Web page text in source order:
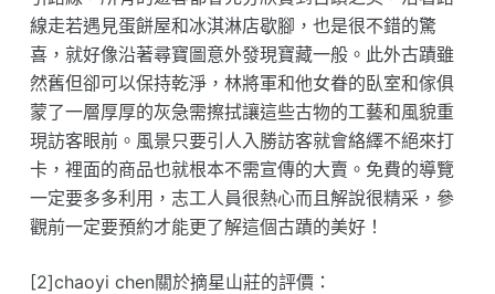
線走若遇見蛋餅屋和冰淇淋店歇腳，也是很不錯的驚
喜，就好像沿著尋寶圖意外發現寶藏一般。此外古蹟雖
然舊但卻可以保持乾淨，林將軍和他女眷的臥室和傢俱
蒙了一層厚厚的灰急需擦拭讓這些古物的工藝和風貌重
現訪客眼前。風景只要引人入勝訪客就會絡繹不絕來打
卡，裡面的商品也就根本不需宣傳的大賣。免費的導覽
一定要多多利用，志工人員很熱心而且解說很精采，參
觀前一定要預約才能更了解這個古蹟的美好！
[2]chaoyi chen關於摘星山莊的評價：